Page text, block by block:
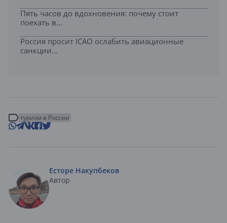
Пять часов до вдохновения: почему стоит
поехать в...
Россия просит ICAO ослабить авиационные
санкции...
туризм в России
Есторе Накупбеков
Автор